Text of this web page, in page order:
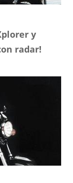
y
radar!